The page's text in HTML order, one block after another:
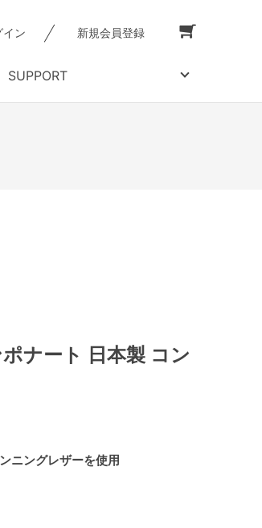
イン 新規会員登録
SUPPORT
ニングレザーを使用
ナート 日本製 コン